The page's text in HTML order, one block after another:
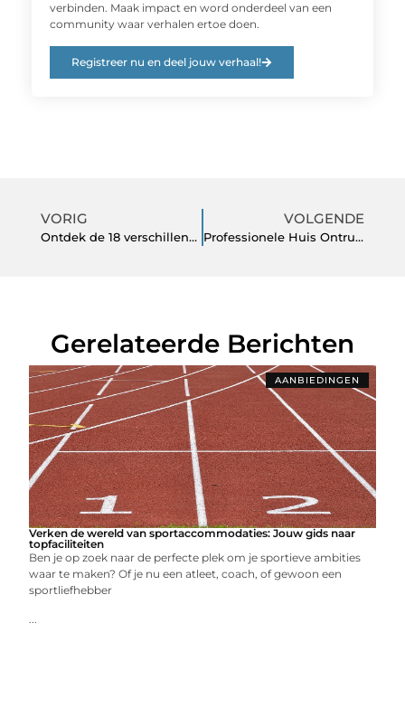
verbinden. Maak impact en word onderdeel van een
community waar verhalen ertoe doen.
Registreer nu en deel jouw verhaal!
VORIG
Ontdek de 18 verschillende cursuslocaties van 123-theorie verspreid door heel Nederland
VOLGENDE
Professionele Huis Ontruiming na Overlijden
Gerelateerde Berichten
AANBIEDINGEN
Verken de wereld van sportaccommodaties: Jouw gids naar
topfaciliteiten
Ben je op zoek naar de perfecte plek om je sportieve ambities
waar te maken? Of je nu een atleet, coach, of gewoon een
sportliefhebber
...